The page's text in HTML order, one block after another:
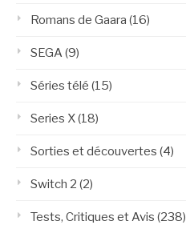
Romans de Gaara (16)
SEGA(9)
Séries télé (15)
Series X(18)
Sorties et découvertes (4)
Switch 2 (2)
Tests, Critiques et Avis (238)